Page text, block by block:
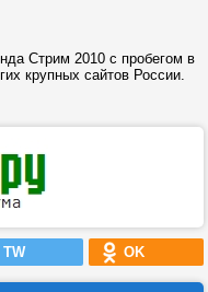
Стрим 2010 с пробегом в
крупных сайтов России.
OK